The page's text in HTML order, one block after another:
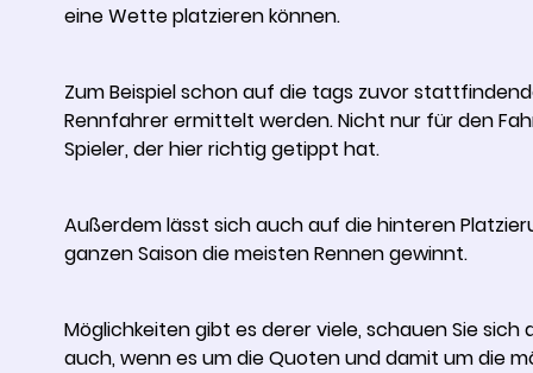
eine Wette platzieren können.
Zum Beispiel schon auf die tags zuvor
Rennfahrer ermittelt werden. Nicht nur für den
Spieler, der hier richtig getippt hat.
Außerdem lässt sich auch auf die hinteren
ganzen Saison die meisten Rennen gewinnt.
Möglichkeiten gibt es derer viele, schauen Sie
auch, wenn es um die Quoten und damit um die